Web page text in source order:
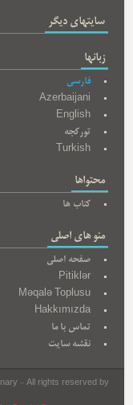
سایتهای دیگر
زبانها
فارسی
Azerbaijani
English
تورکجه
Turkish
محتواها
کتاب ها
منو های اصلی
صفحه اصلی
Pitiklər
Məqalə Toplusu
Hakkımızda
تماس با ما
نقشه سایت
- All rights reserved by